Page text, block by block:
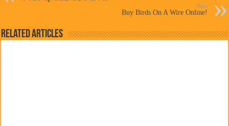
Next
Buy Birds On A Wire Online!
Related Articles